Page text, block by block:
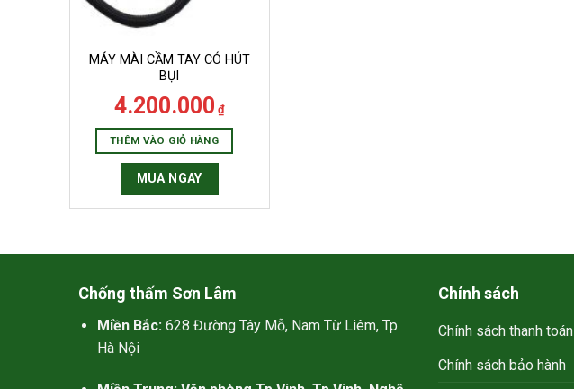
MÁY MÀI CẦM TAY CÓ HÚT
BỤI
4.200.000 ₫
THÊM VÀO GIỎ HÀNG
MUA NGAY
trở thành nguồn cảm hứng lớn lao cho GiuseArt trong quá trình
thành hiện thực.
好。更重要的是，本人對幾丁聚糖過敏，容易起紅疹，所以纖貝麗
Chống thấm Sơn Lâm
Miền Bắc: 628 Đường Tây Mỗ, Nam Từ Liêm, Tp
Hà Nội
Chính sách
Chính sách thanh toán
Chính sách bảo hành